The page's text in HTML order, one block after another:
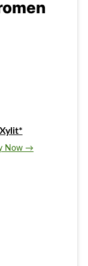
Xylit*
Now →